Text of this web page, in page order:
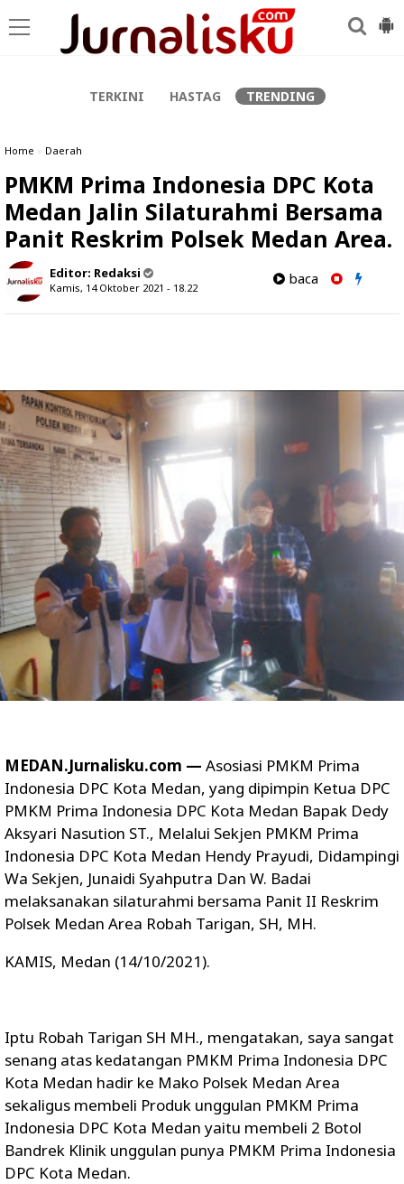
TERKINI HASTAG TRENDING
Home » Daerah
PMKM Prima Indonesia DPC Kota
Medan Jalin Silaturahmi Bersama
Panit Reskrim Polsek Medan Area.
Editor: Redaksi
Kamis, 14 Oktober 2021 - 18.22
baca
MEDAN.Jurnalisku.com — Asosiasi PMKM Prima
Indonesia DPC Kota Medan, yang dipimpin Ketua DPC
PMKM Prima Indonesia DPC Kota Medan Bapak Dedy
Aksyari Nasution ST., Melalui Sekjen PMKM Prima
Indonesia DPC Kota Medan Hendy Prayudi, Didampingi
Wa Sekjen, Junaidi Syahputra Dan W. Badai
melaksanakan silaturahmi bersama Panit II Reskrim
Polsek Medan Area Robah Tarigan, SH, MH.
KAMIS, Medan (14/10/2021).
Iptu Robah Tarigan SH MH., mengatakan, saya sangat
senang atas kedatangan PMKM Prima Indonesia DPC
Kota Medan hadir ke Mako Polsek Medan Area
sekaligus membeli Produk unggulan PMKM Prima
Indonesia DPC Kota Medan yaitu membeli 2 Botol
Bandrek Klinik unggulan punya PMKM Prima Indonesia
DPC Kota Medan.